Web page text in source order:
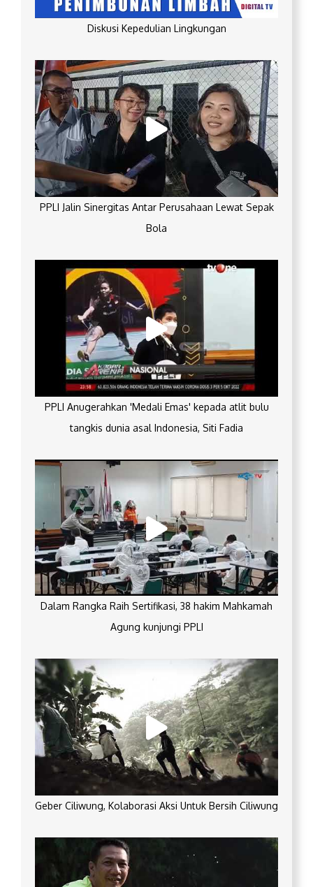
Diskusi Kepedulian Lingkungan
PPLI Jalin Sinergitas Antar Perusahaan Lewat Sepak
Bola
PPLI Anugerahkan 'Medali Emas' kepada atlit bulu
tangkis dunia asal Indonesia, Siti Fadia
Dalam Rangka Raih Sertifikasi, 38 hakim Mahkamah
Agung kunjungi PPLI
Geber Ciliwung, Kolaborasi Aksi Untuk Bersih Ciliwung